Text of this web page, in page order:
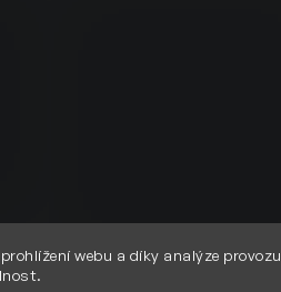
webu a díky analýze provozu